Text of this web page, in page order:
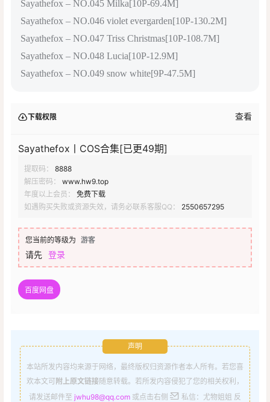
Sayathefox – NO.045 Milka[10P-69.4M]
Sayathefox – NO.046 violet evergarden[10P-130.2M]
Sayathefox – NO.047 Triss Christmas[10P-108.7M]
Sayathefox – NO.048 Lucia[10P-12.9M]
Sayathefox – NO.049 snow white[9P-47.5M]
下载权限 查看
Sayathefox丨COS合集[已更49期]
提取码：
8888
解压密码：
www.hw9.top
年度以上会员：
免费下载
如遇购买失败或资源失效，请务必联系客服QQ：
2550657295
您当前的等级为 游客
请先 登录
百度网盘
声明
本站所发内容均来源于网络，最终版权归资源作者本人所有。若您喜
欢本文可 附上原文链接随意转载。若所发内容侵犯了您的相关权利，
请发送邮件至 jwhu98@qq.com 或点击右侧
私信：尤物姐姐 反